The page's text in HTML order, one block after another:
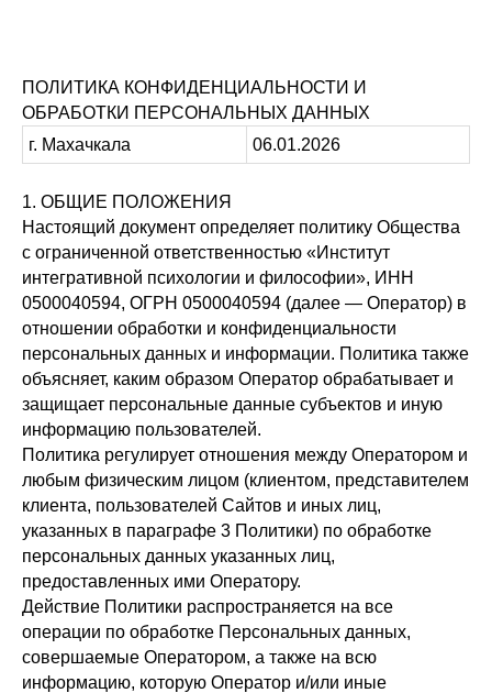
ПОЛИТИКА КОНФИДЕНЦИАЛЬНОСТИ И
ОБРАБОТКИ ПЕРСОНАЛЬНЫХ ДАННЫХ
г. Махачкала
06.01.2026
1. ОБЩИЕ ПОЛОЖЕНИЯ
Настоящий документ определяет политику Общества
с ограниченной ответственностью «Институт
интегративной психологии и философии», ИНН
0500040594, ОГРН 0500040594 (далее — Оператор) в
отношении обработки и конфиденциальности
персональных данных и информации. Политика также
объясняет, каким образом Оператор обрабатывает и
защищает персональные данные субъектов и иную
информацию пользователей.
Политика регулирует отношения между Оператором и
любым физическим лицом (клиентом, представителем
клиента, пользователей Сайтов и иных лиц,
указанных в параграфе 3 Политики) по обработке
персональных данных указанных лиц,
предоставленных ими Оператору.
Действие Политики распространяется на все
операции по обработке Персональных данных,
совершаемые Оператором, а также на всю
информацию, которую Оператор и/или иные